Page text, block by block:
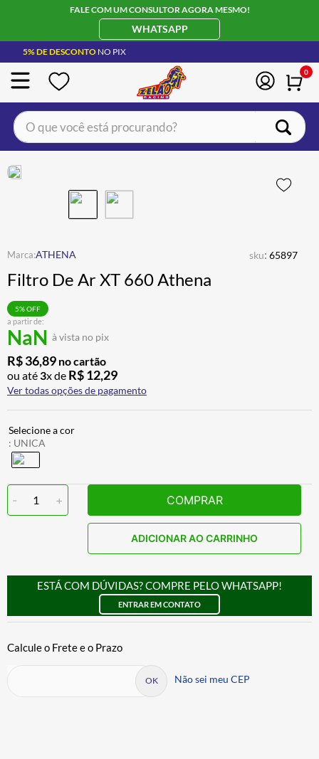
FALE COM UM CONSULTOR AGORA MESMO!
WHATSAPP
5% DE DESCONTO NO PIX
0
O que você está procurando?
ATHENA sku: 65897
Filtro De Ar XT 660 Athena
a partir de:
NaN à vista no pix
5% OFF
R$36,89 no cartão
ou até3x de R$12,29
Ver todas opções de pagamento
: UNICA
- 1 + COMPRAR
ADICIONAR AO CARRINHO
ESTÁ COM DÚVIDAS? COMPRE PELO WHATSAPP!
ENTRAR EM CONTATO
Não sei meu CEP
BOTA
4º ÓCULOS SOLAR
5º LUVA
6º
º
8 º ALPINESTAR
9º AIROH